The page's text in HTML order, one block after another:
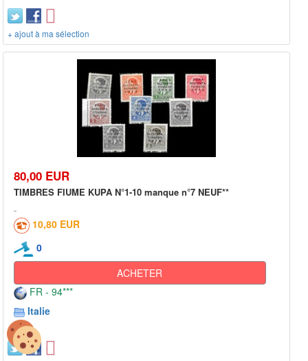
+ ajout à ma sélection
80,00 EUR
TIMBRES FIUME KUPA N°1-10 manque n°7 NEUF**
10,80 EUR
0
ACHETER
FR - 94***
Italie